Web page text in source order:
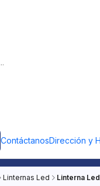
ContáctanosDirección y
Linternas Led Linterna